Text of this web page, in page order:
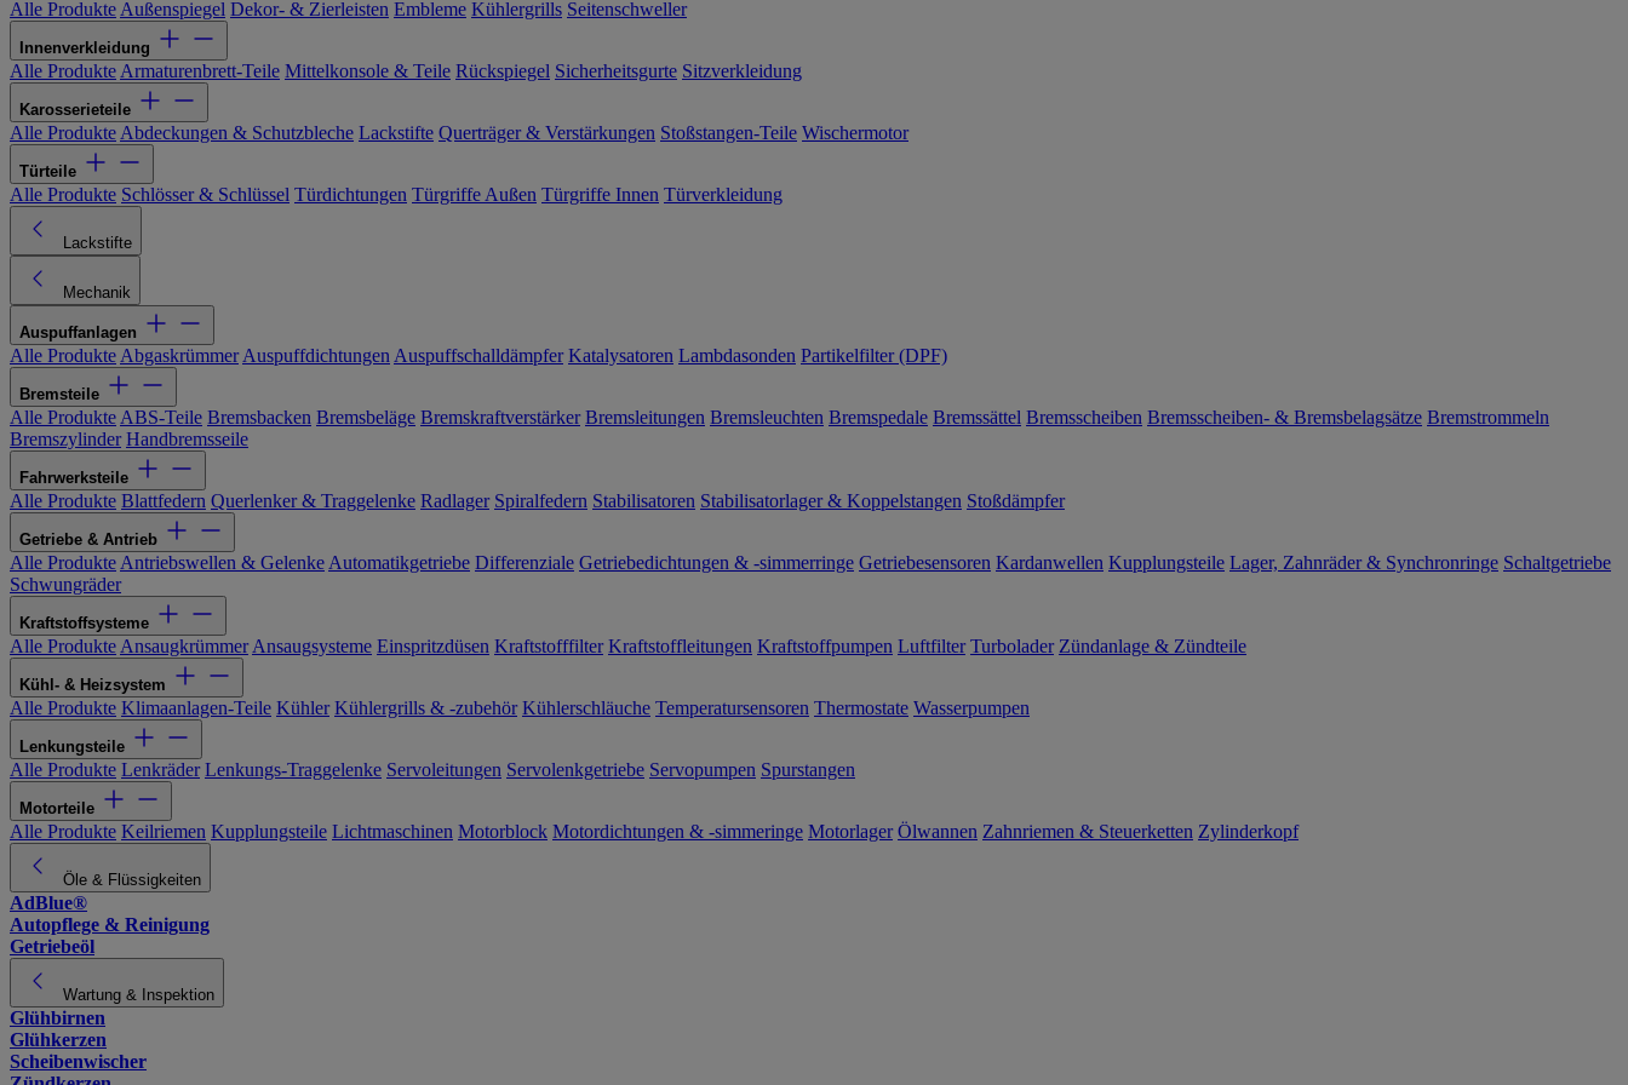
Alle Produkte Außenspiegel Dekor- & Zierleisten Embleme Kühlergrills Seitenschweller
Innenverkleidung
Alle Produkte Armaturenbrett-Teile Mittelkonsole & Teile Rückspiegel Sicherheitsgurte Sitzverkleidung
Karosserieteile
Alle Produkte Abdeckungen & Schutzbleche Lackstifte Querträger & Verstärkungen Stoßstangen-Teile Wischermotor
Türteile
Alle Produkte Schlösser & Schlüssel Türdichtungen Türgriffe Außen Türgriffe Innen Türverkleidung
Lackstifte
Mechanik
Auspuffanlagen
Alle Produkte Abgaskrümmer Auspuffdichtungen Auspuffschalldämpfer Katalysatoren Lambdasonden Partikelfilter (DPF)
Bremsteile
Alle Produkte ABS-Teile Bremsbacken Bremsbeläge Bremskraftverstärker Bremsleitungen Bremsleuchten Bremspedale Bremssättel Bremsscheiben Bremsscheiben- & Bremsbelagsätze Bremstrommeln
Bremszylinder Handbremsseile
Fahrwerksteile
Alle Produkte Blattfedern Querlenker & Traggelenke Radlager Spiralfedern Stabilisatoren Stabilisatorlager & Koppelstangen Stoßdämpfer
Getriebe & Antrieb
Alle Produkte Antriebswellen & Gelenke Automatikgetriebe Differenziale Getriebedichtungen & -simmerringe Getriebesensoren Kardanwellen Kupplungsteile Lager, Zahnräder & Synchronringe Schaltgetriebe
Schwungräder
Kraftstoffsysteme
Alle Produkte Ansaugkrümmer Ansaugsysteme Einspritzdüsen Kraftstofffilter Kraftstoffleitungen Kraftstoffpumpen Luftfilter Turbolader Zündanlage & Zündteile
Kühl- & Heizsystem
Alle Produkte Klimaanlagen-Teile Kühler Kühlergrills & -zubehör Kühlerschläuche Temperatursensoren Thermostate Wasserpumpen
Lenkungsteile
Alle Produkte Lenkräder Lenkungs-Traggelenke Servoleitungen Servolenkgetriebe Servopumpen Spurstangen
Motorteile
Alle Produkte Keilriemen Kupplungsteile Lichtmaschinen Motorblock Motordichtungen & -simmeringe Motorlager Ölwannen Zahnriemen & Steuerketten Zylinderkopf
Öle & Flüssigkeiten
AdBlue®
Autopflege & Reinigung
Getriebeöl
Wartung & Inspektion
Glühbirnen
Glühkerzen
Scheibenwischer